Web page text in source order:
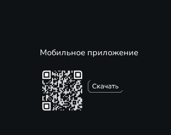
Мобильное приложение